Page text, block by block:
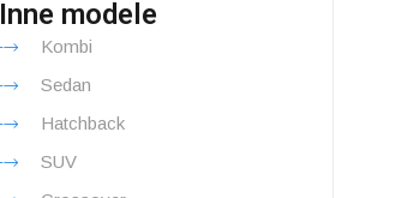
Inne modele
Kombi
Sedan
Hatchback
SUV